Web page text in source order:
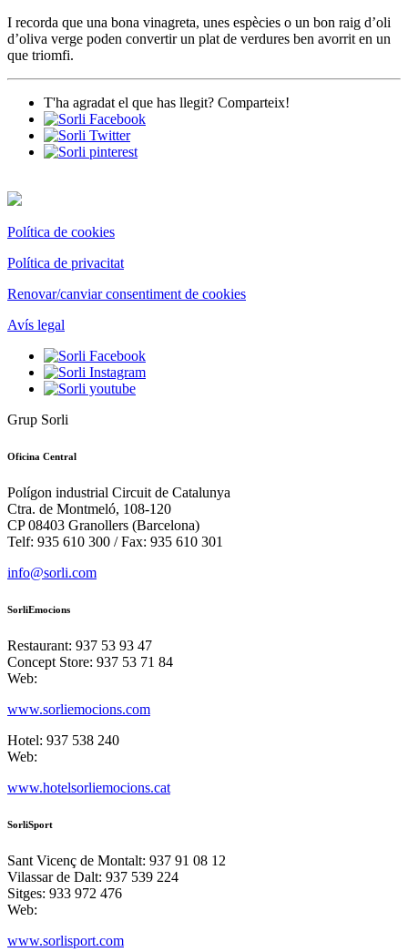
I recorda que una bona vinagreta, unes espècies o un bon raig d’oli
d’oliva verge poden convertir un plat de verdures ben avorrit en un
que triomfi.
T'ha agradat el que has llegit? Comparteix!
Política de cookies
Política de privacitat
Renovar/canviar consentiment de cookies
Avís legal
Grup Sorli
Oficina Central
Polígon industrial Circuit de Catalunya
Ctra. de Montmeló, 108-120
CP 08403 Granollers (Barcelona)
Telf: 935 610 300 / Fax: 935 610 301
info@sorli.com
SorliEmocions
Restaurant: 937 53 93 47
Concept Store: 937 53 71 84
Web:
www.sorliemocions.com
Hotel: 937 538 240
Web:
www.hotelsorliemocions.cat
SorliSport
Sant Vicenç de Montalt: 937 91 08 12
Vilassar de Dalt: 937 539 224
Sitges: 933 972 476
Web:
www.sorlisport.com